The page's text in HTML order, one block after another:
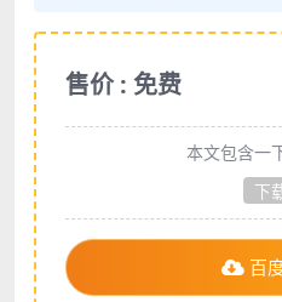
售价 : 免费
本文包含一
下
百